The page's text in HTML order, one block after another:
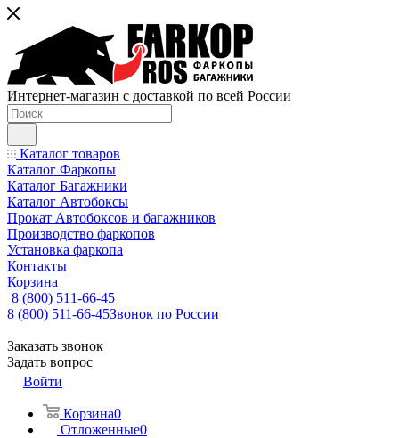
Интернет-магазин с доставкой по всей России
Каталог товаров
Каталог Фаркопы
Каталог Багажники
Каталог Автобоксы
Прокат Автобоксов и багажников
Производство фаркопов
Установка фаркопа
Контакты
Корзина
8 (800) 511-66-45
8 (800) 511-66-45Звонок по России
Заказать звонок
Задать вопрос
Войти
Корзина0
Отложенные0